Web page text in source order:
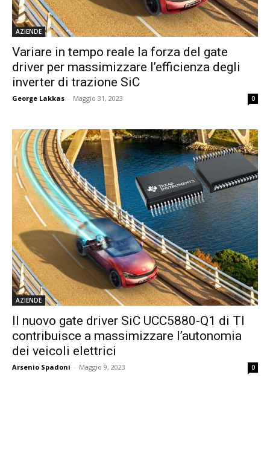
AZIENDE
Variare in tempo reale la forza del gate
driver per massimizzare l’efficienza degli
inverter di trazione SiC
George Lakkas - Maggio 31, 2023 0
AZIENDE
Il nuovo gate driver SiC UCC5880-Q1 di TI
contribuisce a massimizzare l’autonomia
dei veicoli elettrici
Arsenio Spadoni - Maggio 9, 2023 0